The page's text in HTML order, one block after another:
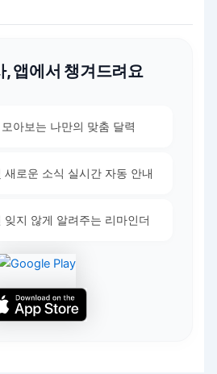
, 앱에서 챙겨드려요
아보는 나만의 맞춤 달력
새로운 소식 실시간 자동 안내
잊지 않게 알려주는 리마인더